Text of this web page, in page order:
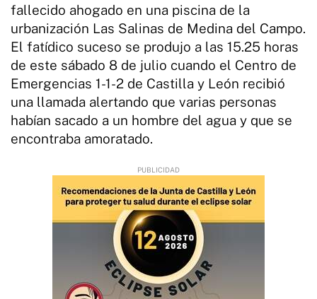
fallecido ahogado en una piscina de la
urbanización Las Salinas de Medina del Campo.
El fatídico suceso se produjo a las 15.25 horas
de este sábado 8 de julio cuando el Centro de
Emergencias 1-1-2 de Castilla y León recibió
una llamada alertando que varias personas
habían sacado a un hombre del agua y que se
encontraba amoratado.